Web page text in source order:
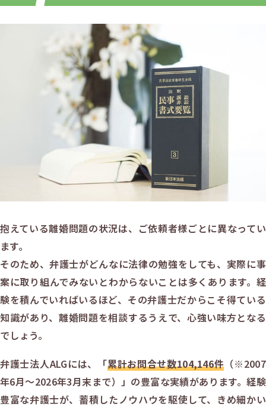
抱えている離婚問題の状況は、ご依頼者様ごとに異なってい
ます。
そのため、弁護士がどんなに法律の勉強をしても、実際に事
案に取り組んでみないとわからないことは多くあります。経
験を積んでいればいるほど、その弁護士だからこそ得ている
知識があり、離婚問題を相談するうえで、心強い味方となる
でしょう。
弁護士法人ALGには、「累計お問合せ数104,146件 （※2007
年6月～2026年3月末まで）」の豊富な実績があります。経験
豊富な弁護士が、蓄積したノウハウを駆使して、きめ細かい